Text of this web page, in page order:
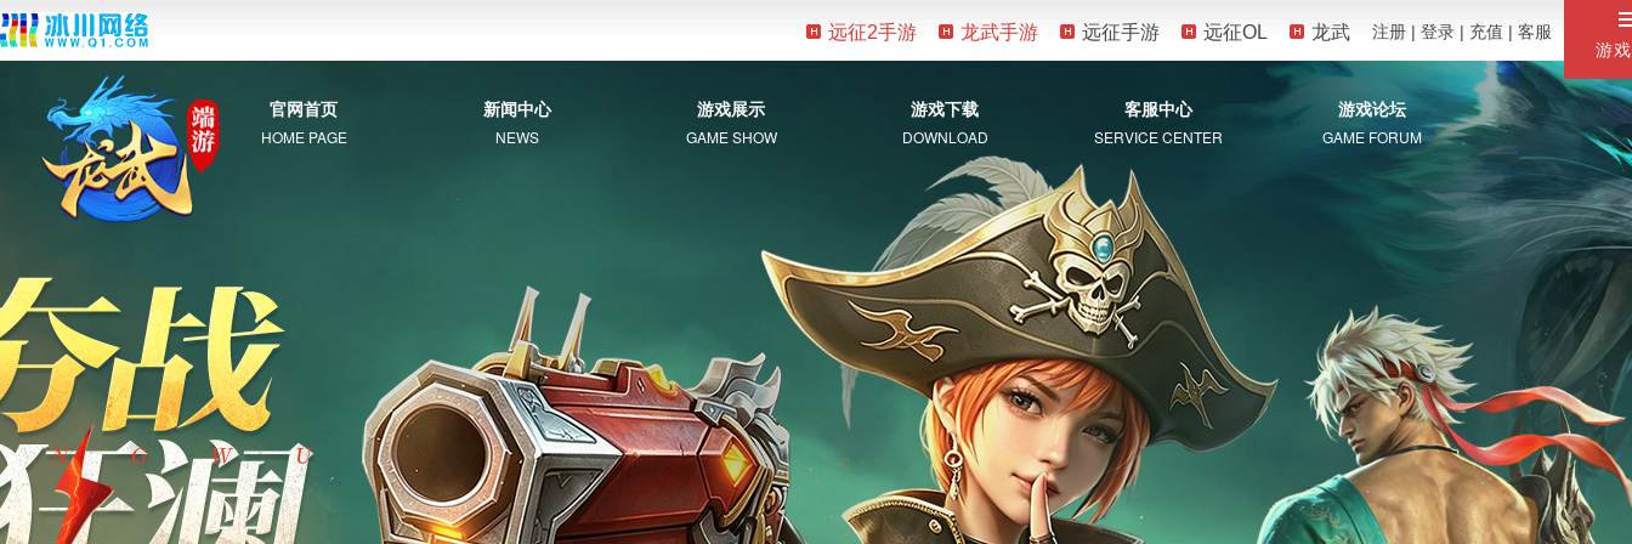
游
远征2手游 龙武手游 远征手游 远征OL 龙武 注册 | 登录 | 充值 | 客服
官网首页
HOME PAGE
新闻中心
NEWS
游戏展示
GAME SHOW
游戏下载
DOWNLOAD
客服中心
SERVICE CENTER
游戏论坛
GAME FORUM
客户端下载
补丁下载
常见问题
自助服务
常见问题
珍宝阁